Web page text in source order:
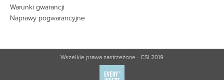
Warunki gwarancji
Naprawy pogwarancyjne
Wszelkie prawa zastrzeżone - CSI 2019